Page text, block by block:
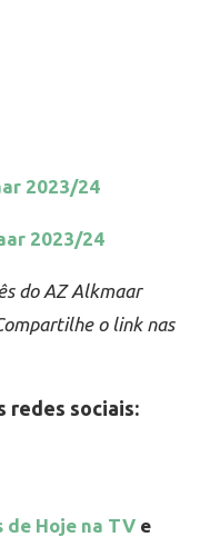
2023/24
2023/24
do AZ Alkmaar
o link nas
redes sociais:
de Hoje na TV e